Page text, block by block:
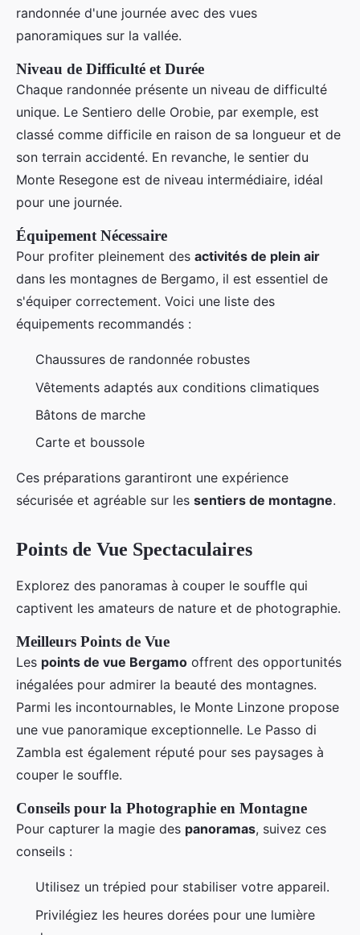
randonnée d'une journée avec des vues
panoramiques sur la vallée.
Niveau de Difficulté et Durée
Chaque randonnée présente un niveau de difficulté
unique. Le Sentiero delle Orobie, par exemple, est
classé comme difficile en raison de sa longueur et de
son terrain accidenté. En revanche, le sentier du
Monte Resegone est de niveau intermédiaire, idéal
pour une journée.
Équipement Nécessaire
Pour profiter pleinement des activités de plein air
dans les montagnes de Bergamo, il est essentiel de
s'équiper correctement. Voici une liste des
équipements recommandés :
Chaussures de randonnée robustes
Vêtements adaptés aux conditions climatiques
Bâtons de marche
Carte et boussole
Ces préparations garantiront une expérience
sécurisée et agréable sur les sentiers de montagne.
Points de Vue Spectaculaires
Explorez des panoramas à couper le souffle qui
captivent les amateurs de nature et de photographie.
Meilleurs Points de Vue
Les points de vue Bergamo offrent des opportunités
inégalées pour admirer la beauté des montagnes.
Parmi les incontournables, le Monte Linzone propose
une vue panoramique exceptionnelle. Le Passo di
Zambla est également réputé pour ses paysages à
couper le souffle.
Conseils pour la Photographie en Montagne
Pour capturer la magie des panoramas, suivez ces
conseils :
Utilisez un trépied pour stabiliser votre appareil.
Privilégiez les heures dorées pour une lumière